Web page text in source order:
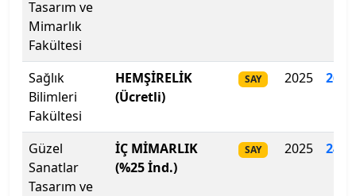
Çankaya Üniversitesi
Çankırı Karatekin Üniversitesi
Çukurova Üniversitesi
Demiroğlu Bilim Üniversitesi
Dicle Üniversitesi
Tasarım ve
Mimarlık
Fakültesi
Sağlık
Bilimleri
Fakültesi
HEMŞİRELİK
(Ücretli)
SAY 2025
Güzel
Sanatlar
Tasarım ve
İÇ MİMARLIK
(%25 İnd.)
SAY 2025 244